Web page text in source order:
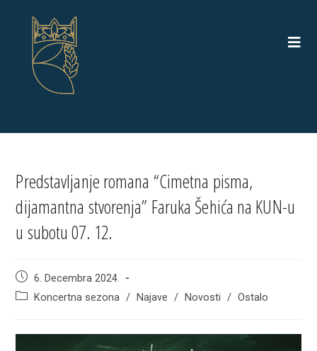
Predstavljanje romana “Cimetna pisma,
dijamantna stvorenja” Faruka Šehića na KUN-u
u subotu 07. 12.
Post
published:
6. Decembra 2024.
PostKoncertna sezona / Najave / Novosti / Ostalo